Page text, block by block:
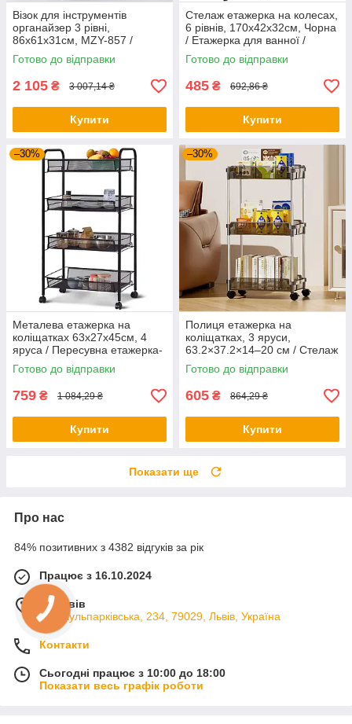
Візок для інструментів
органайзер 3 рівні,
86х61x31см, MZY-857 /
Пересувний органайзер для
інструментів
Готово до відправки
2 105 ₴ 3 007,14 ₴
Купити
Стелаж етажерка на колесах,
6 рівнів, 170х42х32см, Чорна
/ Етажерка для ванної /
Підлогова полиця для кухні /
Полиця-етажерка
Готово до відправки
485 ₴ 692,86 ₴
Купити
–30%
Металева етажерка на
коліщатках 63х27х45см, 4
яруса / Пересувна етажерка-
органайзер / Стелаж на
кухню
Готово до відправки
759 ₴ 1 084,29 ₴
Купити
–30%
Полиця етажерка на
коліщатках, 3 яруси,
63.2×37.2×14–20 см / Стелаж
етажерка з полицями /
Пересувна етажерка-
Готово до відправки
605 ₴ 864,29 ₴
Купити
Показати ще
Про нас
84% позитивних з 4382 відгуків за рік
Працює з 16.10.2024
м. Львів
вул. Кульпарківська, 234, 79029, Львів, Україна
Контакти
Сьогодні працює з 10:00 до 18:00
Показати весь графік роботи